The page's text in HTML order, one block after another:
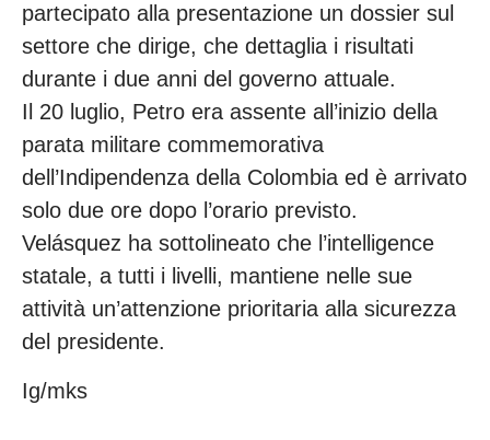
partecipato alla presentazione un dossier sul
settore che dirige, che dettaglia i risultati
durante i due anni del governo attuale.
Il 20 luglio, Petro era assente all’inizio della
parata militare commemorativa
dell’Indipendenza della Colombia ed è arrivato
solo due ore dopo l’orario previsto.
Velásquez ha sottolineato che l’intelligence
statale, a tutti i livelli, mantiene nelle sue
attività un’attenzione prioritaria alla sicurezza
del presidente.
Ig/mks